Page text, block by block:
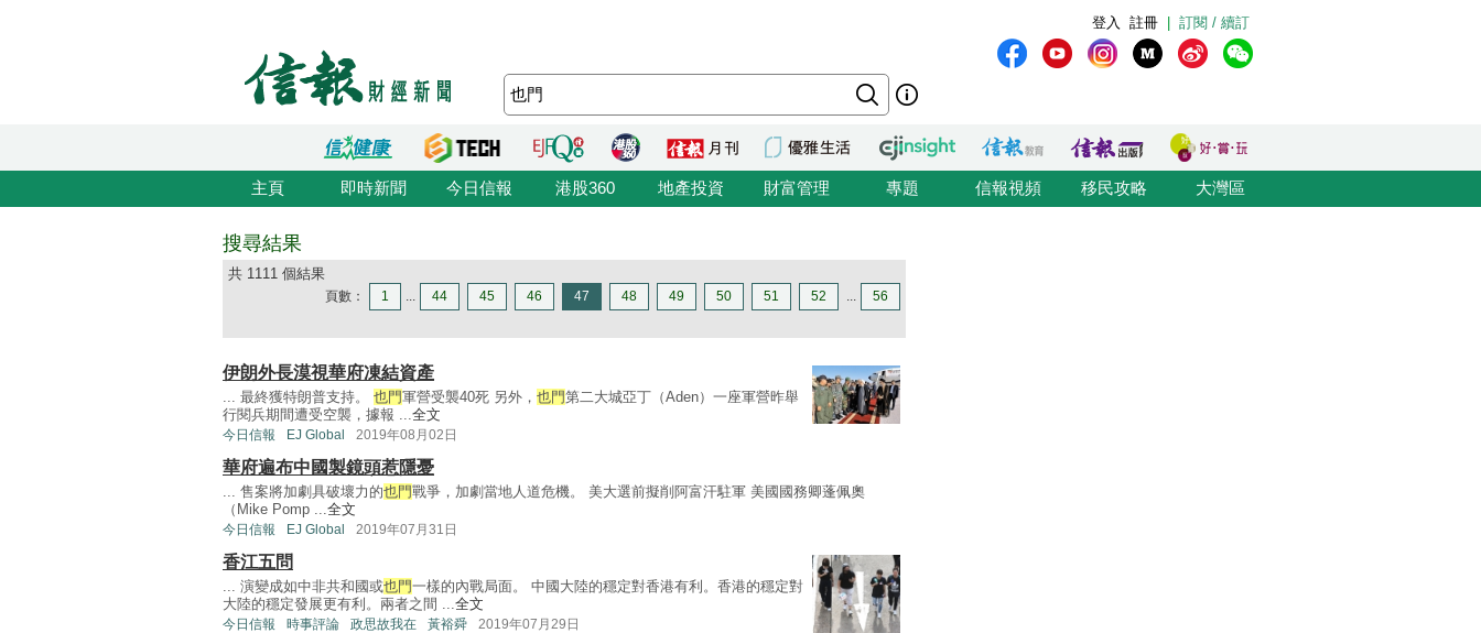
訂閱 / 續訂
註冊
登入
主頁 即時新聞 今日信報 港股360 地產投資 財富管理 專題 信報視頻 移民攻略 大灣區
搜尋結果
共 1111 個結果
頁數： 1 ... 44 45 46 47 48 49 50 51 52 ... 56
伊朗外長漠視華府凍結資產
... 最終獲特朗普支持。 也門軍營受襲40死 另外， 也門第二大城亞丁（Aden）一座軍營昨舉
行閱兵期間遭受空襲，據報 ...全文
今日信報 EJ Global 2019年08月02日
華府遍布中國製鏡頭惹隱憂
... 售案將加劇具破壞力的也門戰爭，加劇當地人道危機。 美大選前擬削阿富汗駐軍 美國國務卿蓬佩奧
（Mike Pomp ...全文
今日信報 EJ Global 2019年07月31日
香江五問
... 演變成如中非共和國或也門一樣的內戰局面。 中國大陸的穩定對香港有利。香港的穩定對
大陸的穩定發展更有利。兩者之間 ...全文
今日信報 時事評論 政思故我在 黃裕舜 2019年07月29日